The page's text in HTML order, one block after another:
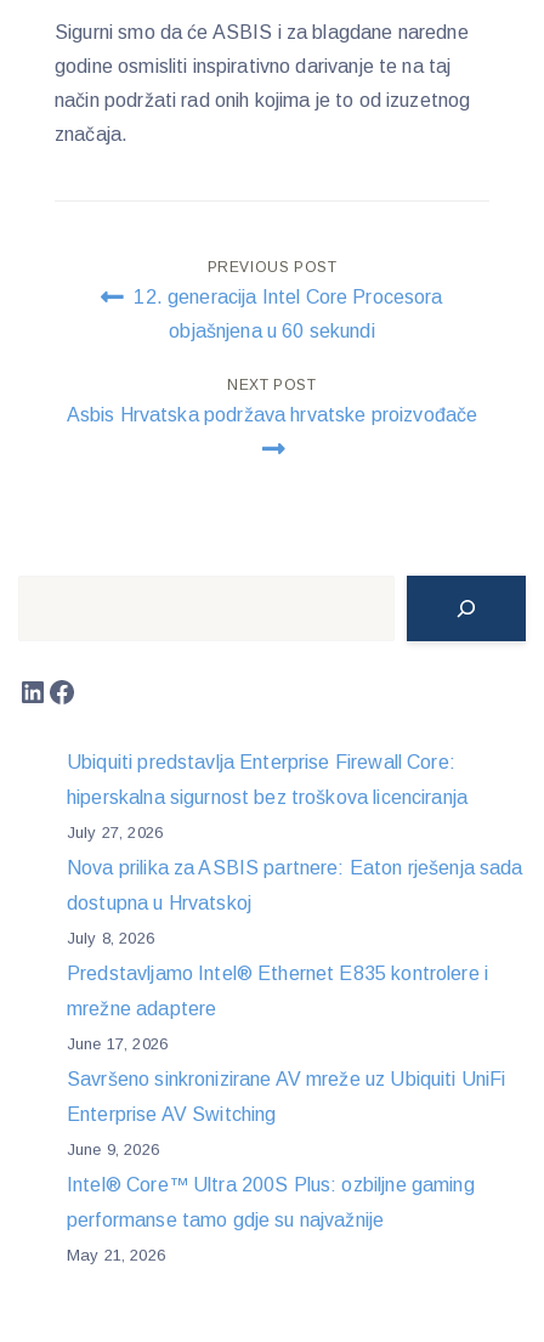
Sigurni smo da će ASBIS i za blagdane naredne
godine osmisliti inspirativno darivanje te na taj
način podržati rad onih kojima je to od izuzetnog
značaja.
Post
navigation
PREVIOUS POST
12. generacija Intel Core Procesora
objašnjena u 60 sekundi
NEXT POST
Asbis Hrvatska podržava hrvatske proizvođače
LinkedIn
Facebook
Ubiquiti predstavlja Enterprise Firewall Core:
hiperskalna sigurnost bez troškova licenciranja
July 27, 2026
Nova prilika za ASBIS partnere: Eaton rješenja sada
dostupna u Hrvatskoj
July 8, 2026
Predstavljamo Intel® Ethernet E835 kontrolere i
mrežne adaptere
June 17, 2026
Savršeno sinkronizirane AV mreže uz Ubiquiti UniFi
Enterprise AV Switching
June 9, 2026
Intel® Core™ Ultra 200S Plus: ozbiljne gaming
performanse tamo gdje su najvažnije
May 21, 2026